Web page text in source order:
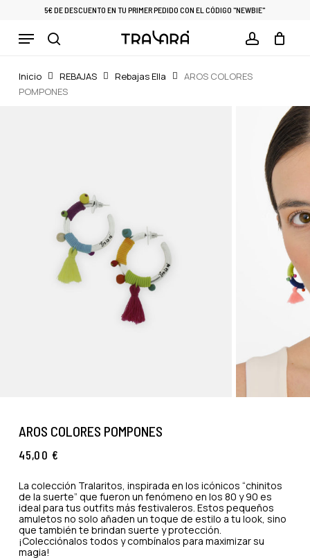
main
5€ DE DESCUENTO EN TU PRIMER PEDIDO CON EL CÓDIGO "NEWBIE"
Menu Cart CLOSE
CART
Inicio REBAJAS Rebajas Ella
AROS COLORES
POMPONES
AROS COLORES POMPONES
45,00€
La colección Tralaritos, inspirada en los icónicos “chinitos
de la suerte” que fueron un fenómeno en los 80 y 90 es
ideal para tus outfits más festivaleros. Estos pequeños
amuletos no solo añaden un toque de estilo a tu look, sino
que también te brindan suerte y protección.
¡Colecciónalos todos y combínalos para maximizar su
magia!